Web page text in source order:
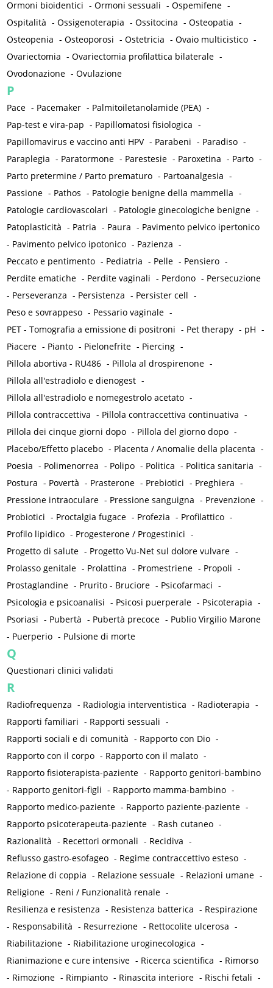
Ormoni bioidentici -Ormoni sessuali -Ospemifene -
Ospitalità -Ossigenoterapia -Ossitocina -Osteopatia -
Osteopenia -Osteoporosi -Ostetricia -Ovaio multicistico -
Ovariectomia -Ovariectomia profilattica bilaterale -
Ovodonazione -Ovulazione
P
Pace - Pacemaker - Palmitoiletanolamide (PEA) -
Pap-test e vira-pap - Papillomatosi fisiologica -
Papillomavirus e vaccino anti HPV - Parabeni - Paradiso -
Paraplegia - Paratormone - Parestesie - Paroxetina - Parto -
Parto pretermine / Parto prematuro - Partoanalgesia -
Passione - Pathos - Patologie benigne della mammella -
Patologie cardiovascolari - Patologie ginecologiche benigne -
Patoplasticità - Patria - Paura - Pavimento pelvico ipertonico
- Pavimento pelvico ipotonico - Pazienza -
Peccato e pentimento - Pediatria - Pelle - Pensiero -
Perdite ematiche - Perdite vaginali - Perdono - Persecuzione
- Perseveranza - Persistenza - Persister cell -
Peso e sovrappeso - Pessario vaginale -
PET - Tomografia a emissione di positroni - Pet therapy - pH -
Piacere - Pianto - Pielonefrite - Piercing -
Pillola abortiva - RU486 - Pillola al drospirenone -
Pillola all'estradiolo e dienogest -
Pillola all'estradiolo e nomegestrolo acetato -
Pillola contraccettiva - Pillola contraccettiva continuativa -
Pillola dei cinque giorni dopo - Pillola del giorno dopo -
Placebo/Effetto placebo - Placenta / Anomalie della placenta -
Poesia - Polimenorrea - Polipo - Politica - Politica sanitaria -
Postura - Povertà - Prasterone - Prebiotici - Preghiera -
Pressione intraoculare - Pressione sanguigna - Prevenzione -
Probiotici - Proctalgia fugace - Profezia - Profilattico -
Profilo lipidico - Progesterone / Progestinici -
Progetto di salute - Progetto Vu-Net sul dolore vulvare -
Prolasso genitale - Prolattina - Promestriene - Propoli -
Prostaglandine - Prurito - Bruciore - Psicofarmaci -
Psicologia e psicoanalisi - Psicosi puerperale - Psicoterapia -
Psoriasi - Pubertà - Pubertà precoce - Publio Virgilio Marone
- Puerperio - Pulsione di morte
Q
Questionari clinici validati
R
Radiofrequenza - Radiologia interventistica - Radioterapia -
Rapporti familiari - Rapporti sessuali -
Rapporti sociali e di comunità - Rapporto con Dio -
Rapporto con il corpo - Rapporto con il malato -
Rapporto fisioterapista-paziente - Rapporto genitori-bambino
- Rapporto genitori-figli - Rapporto mamma-bambino -
Rapporto medico-paziente - Rapporto paziente-paziente -
Rapporto psicoterapeuta-paziente - Rash cutaneo -
Razionalità - Recettori ormonali - Recidiva -
Reflusso gastro-esofageo - Regime contraccettivo esteso -
Relazione di coppia - Relazione sessuale - Relazioni umane -
Religione - Reni / Funzionalità renale -
Resilienza e resistenza - Resistenza batterica - Respirazione
- Responsabilità - Resurrezione - Rettocolite ulcerosa -
Riabilitazione - Riabilitazione uroginecologica -
Rianimazione e cure intensive - Ricerca scientifica - Rimorso
- Rimozione - Rimpianto - Rinascita interiore - Rischi fetali -